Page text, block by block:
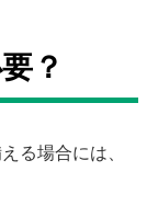
？
る場合には、